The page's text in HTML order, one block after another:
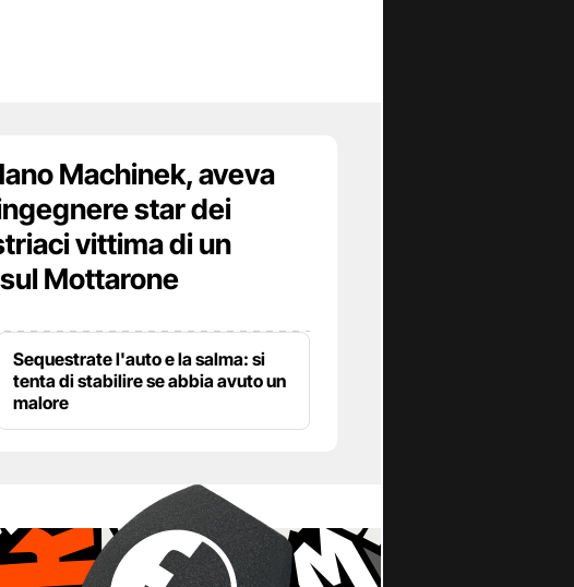
Machinek, aveva
star dei
vittima di un
Mottarone
Sequestrate l'auto e la salma: si
tenta di stabilire se abbia avuto un
malore